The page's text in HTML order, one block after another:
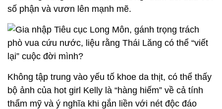
Không tập trung vào yếu tố khoe da thịt, có thể thấy
bộ ảnh của hot girl Kelly là “hàng hiếm” về cả tính
thẩm mỹ và ý nghĩa khi gắn liền với nét độc đáo